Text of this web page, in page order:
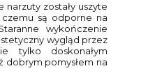
narzuty zostały uszyte
są odporne na
wykończenie
wygląd przez
tylko doskonałym
dobrym pomysłem na